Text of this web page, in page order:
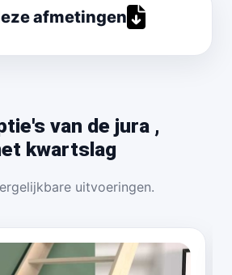
afmetingen
van de jura ,
kwartslag
uitvoeringen.